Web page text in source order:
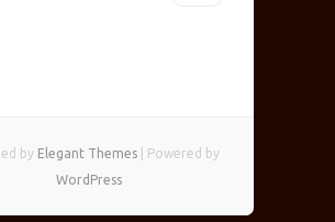
by Elegant Themes| Powered by
WordPress